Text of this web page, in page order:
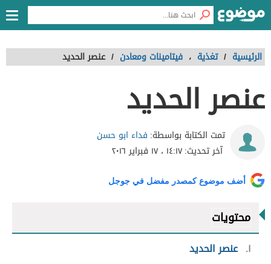
الرئيسية / تغذية ، فيتامينات ومعادن / عنصر الحديد
عنصر الحديد
تمت الكتابة بواسطة: فداء ابو حسن
آخر تحديث:١٤:١٧ ، ١٧ فبراير ٢٠١٦
أضف موضوع كمصدر مفضل في جوجل
محتويات
١ عنصر الحديد